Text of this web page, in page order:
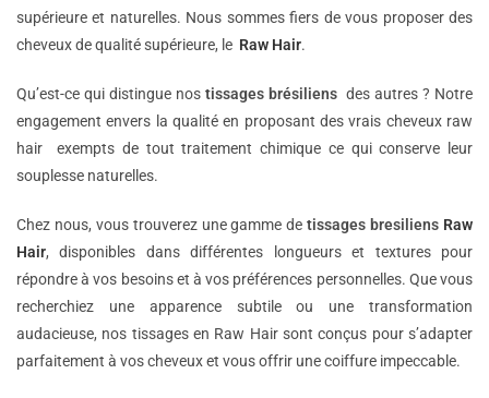
supérieure et naturelles. Nous sommes fiers de vous proposer des
cheveux de qualité supérieure, le Raw Hair.
Qu’est-ce qui distingue nos tissages brésiliens des autres ? Notre
engagement envers la qualité en proposant des vrais cheveux raw
hair exempts de tout traitement chimique ce qui conserve leur
souplesse naturelles.
Chez nous, vous trouverez une gamme detissages bresiliens Raw
Hair, disponibles dans différentes longueurs et textures pour
répondre à vos besoins et à vos préférences personnelles. Que vous
recherchiez une apparence subtile ou une transformation
audacieuse, nos tissages en Raw Hair sont conçus pour s’adapter
parfaitement à vos cheveux et vous offrir une coiffure impeccable.